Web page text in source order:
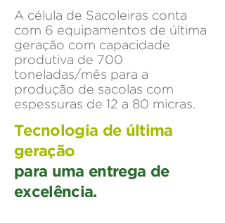
A célula de Sacoleiras conta
com 6 equipamentos de última
geração com capacidade
produtiva de 700
toneladas/mês para a
produção de sacolas com
espessuras de 12 a 80 micras.
Tecnologia de última
geração
para uma entrega de
excelência.